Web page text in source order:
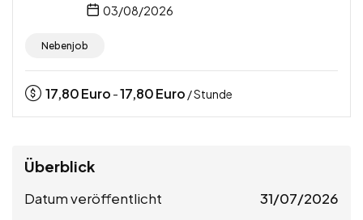
03/08/2026
Nebenjob
17,80Euro -17,80Euro / Stunde
Überblick
Datum veröffentlicht 31/07/2026